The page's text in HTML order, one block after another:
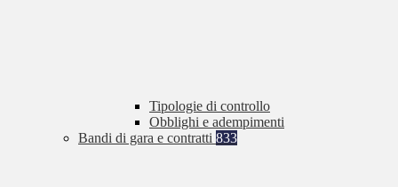
Tipologie di controllo
Obblighi e adempimenti
Bandi di gara e contratti 833